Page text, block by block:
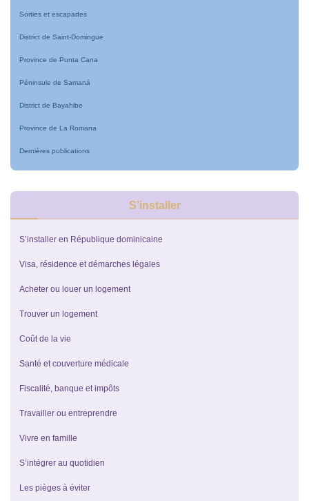
Sorties et escapades
District de Saint-Domingue
Province de Punta Cana
Péninsule de Samaná
District de Bayahibe
Province de La Romana
Dernières publications
S’installer
S’installer en République dominicaine
Visa, résidence et démarches légales
Acheter ou louer un logement
Trouver un logement
Coût de la vie
Santé et couverture médicale
Fiscalité, banque et impôts
Travailler ou entreprendre
Vivre en famille
S’intégrer au quotidien
Les pièges à éviter